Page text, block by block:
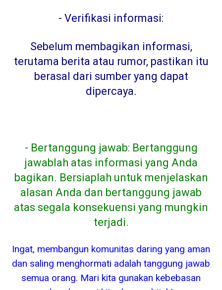
- Verifikasi informasi:
Sebelum membagikan informasi,
terutama berita atau rumor, pastikan itu
berasal dari sumber yang dapat
dipercaya.
- Bertanggung jawab: Bertanggung
jawablah atas informasi yang Anda
bagikan. Bersiaplah untuk menjelaskan
alasan Anda dan bertanggung jawab
atas segala konsekuensi yang mungkin
terjadi.
Ingat, membangun komunitas daring yang aman
dan saling menghormati adalah tanggung jawab
semua orang. Mari kita gunakan kebebasan